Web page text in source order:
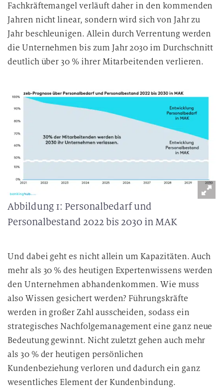
Fachkräftemangel verläuft daher in den kommenden
Jahren nicht linear, sondern wird sich von Jahr zu
Jahr beschleunigen. Allein durch Verrentung werden
die Unternehmen bis zum Jahr 2030 im Durchschnitt
deutlich über 30 % ihrer Mitarbeitenden verlieren.
Abbildung 1: Personalbedarf und
Personalbestand 2022 bis 2030 in MAK
Und dabei geht es nicht allein um Kapazitäten. Auch
mehr als 30 % des heutigen Expertenwissens werden
den Unternehmen abhandenkommen. Wie muss
also Wissen gesichert werden? Führungskräfte
werden in großer Zahl ausscheiden, sodass ein
strategisches Nachfolgemanagement eine ganz neue
Bedeutung gewinnt. Nicht zuletzt gehen auch mehr
als 30 % der heutigen persönlichen
Kundenbeziehung verloren und dadurch ein ganz
wesentliches Element der Kundenbindung.